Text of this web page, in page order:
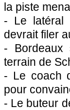
la piste
- Le latéral
devrait filer
- Bordeaux
terrain de
- Le coach
pour
- Le buteur